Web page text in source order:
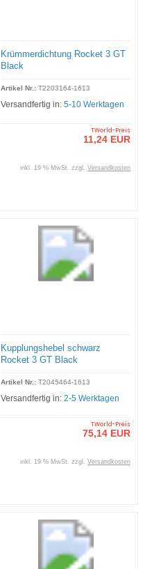
Krümmerdichtung Rocket 3 GT
Black
Artikel Nr.: T2203164-1613
Versandfertig in: 5-10 Werktagen
TWorld-Preis
11,24 EUR
inkl. 19 % MwSt. zzgl. Versandkosten
Kupplungshebel schwarz
Rocket 3 GT Black
Artikel Nr.: T2045464-1613
Versandfertig in: 2-5 Werktagen
TWorld-Preis
75,14 EUR
inkl. 19 % MwSt. zzgl. Versandkosten